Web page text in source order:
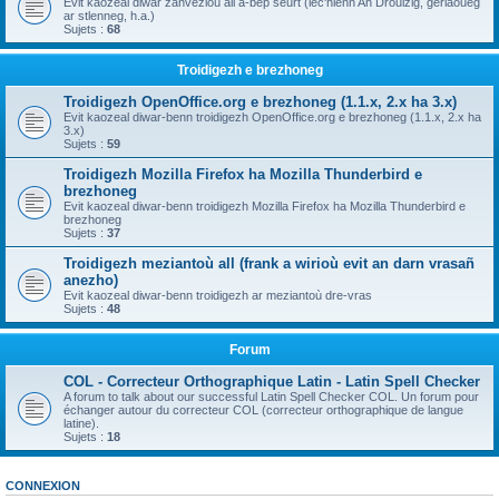
ar stlenneg, h.a.)
Sujets : 68
Troidigezh e brezhoneg
Troidigezh OpenOffice.org e brezhoneg (1.1.x, 2.x ha 3.x)
Evit kaozeal diwar-benn troidigezh OpenOffice.org e brezhoneg (1.1.x, 2.x ha
3.x)
Sujets : 59
Troidigezh Mozilla Firefox ha Mozilla Thunderbird e
brezhoneg
Evit kaozeal diwar-benn troidigezh Mozilla Firefox ha Mozilla Thunderbird e
brezhoneg
Sujets : 37
Troidigezh meziantoù all (frank a wirioù evit an darn vrasañ
anezho)
Evit kaozeal diwar-benn troidigezh ar meziantoù dre-vras
Sujets : 48
Forum
COL - Correcteur Orthographique Latin - Latin Spell Checker
A forum to talk about our successful Latin Spell Checker COL. Un forum pour
échanger autour du correcteur COL (correcteur orthographique de langue
latine).
Sujets : 18
CONNEXION